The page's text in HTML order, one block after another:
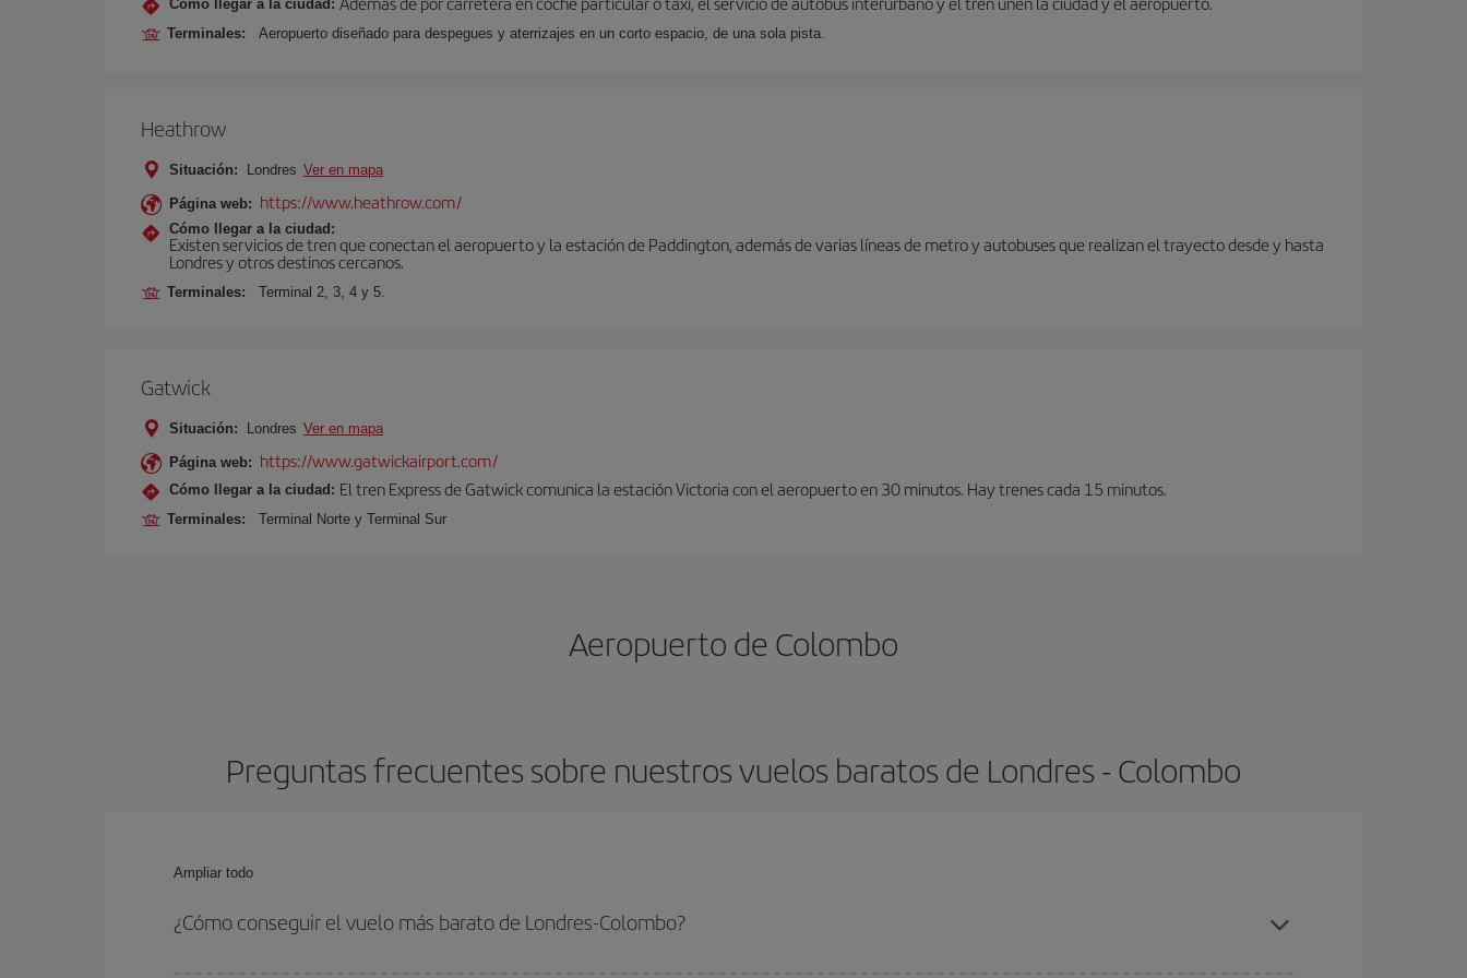
Cómo llegar a la ciudad:
Terminales: Aeropuerto diseñado para despegues y aterrizajes en un corto espacio, de una sola pista.
Heathrow
Situación: Londres Ver en mapa
Página web: https://www.heathrow.com/
Cómo llegar a la ciudad:
Existen servicios de tren que conectan el aeropuerto y la estación de Paddington, además de varias líneas de metro y autobuses que realizan el trayecto desde y hasta
Londres y otros destinos cercanos.
Terminales: Terminal 2, 3, 4 y 5.
Gatwick
Situación: Londres Ver en mapa
Página web: https://www.gatwickairport.com/
Cómo llegar a la ciudad: El tren Express de Gatwick comunica la estación Victoria con el aeropuerto en 30 minutos. Hay trenes cada 15 minutos.
Terminales: Terminal Norte y Terminal Sur
Aeropuerto de Colombo
Preguntas frecuentes sobre nuestros vuelos baratos de Londres - Colombo
Ampliar todo
¿Cómo conseguir el vuelo más barato de Londres-Colombo?